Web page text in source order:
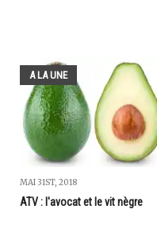
A LA UNE
MAI 31ST, 2018
ATV : l'avocat et le vit nègre